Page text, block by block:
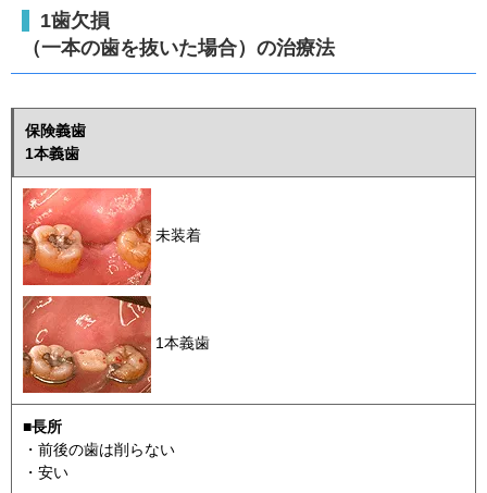
1歯欠損
（一本の歯を抜いた場合）の治療法
保険義歯
1本義歯
未装着
1本義歯
■長所
・前後の歯は削らない
・安い